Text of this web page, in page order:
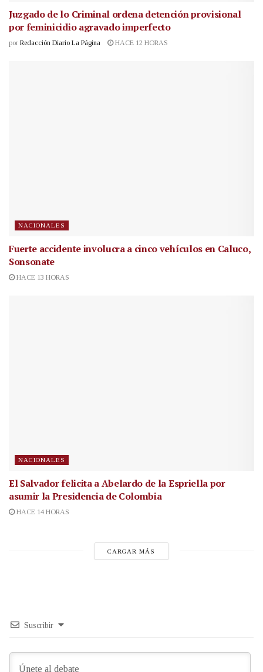
Juzgado de lo Criminal ordena detención provisional
por feminicidio agravado imperfecto
por Redacción Diario La Página HACE 12 HORAS
NACIONALES
Fuerte accidente involucra a cinco vehículos en Caluco,
Sonsonate
HACE 13 HORAS
NACIONALES
El Salvador felicita a Abelardo de la Espriella por
asumir la Presidencia de Colombia
HACE 14 HORAS
CARGAR MÁS
Suscribir